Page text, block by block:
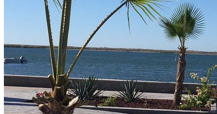
Baja California Norte
Puerto Adolfo López Mateos, B.C.S., México
Get Directions
Newsletter
¡No te pierdas una buena pesca!